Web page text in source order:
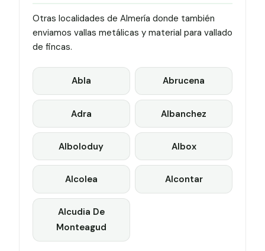
Otras localidades de Almería donde también
enviamos vallas metálicas y material para vallado
de fincas.
Abla Abrucena
Adra Albanchez
Alboloduy Albox
Alcolea Alcontar
Alcudia De
Monteagud